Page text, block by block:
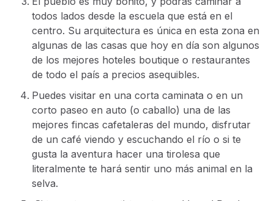
todos lados desde la escuela que está en el
centro. Su arquitectura es única en esta zona en
algunas de las casas que hoy en día son algunos
de los mejores hoteles boutique o restaurantes
de todo el país a precios asequibles.
Puedes visitar en una corta caminata o en un
corto paseo en auto (o caballo) una de las
mejores fincas cafetaleras del mundo, disfrutar
de un café viendo y escuchando el río o si te
gusta la aventura hacer una tirolesa que
literalmente te hará sentir uno más animal en la
selva.